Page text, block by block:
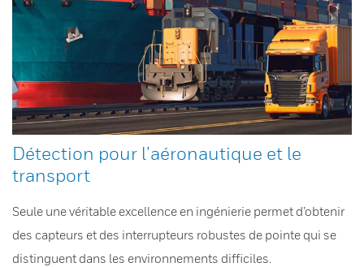
Détection pour l’aéronautique et le
transport
Seule une véritable excellence en ingénierie permet d’obtenir
des capteurs et des interrupteurs robustes de pointe qui se
distinguent dans les environnements difficiles.